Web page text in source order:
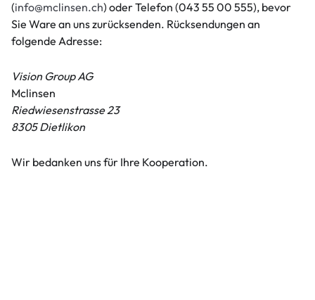
(info@mclinsen.ch) oder Telefon (043 55 00 555), bevor
Sie Ware an uns zurücksenden. Rücksendungen an
folgende Adresse:
Vision Group AG
Mclinsen
Riedwiesenstrasse 23
8305 Dietlikon
Wir bedanken uns für Ihre Kooperation.